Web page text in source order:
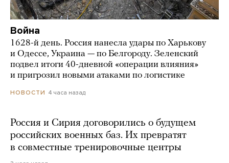
Война
1628-й день. Россия нанесла удары по Харькову
и Одессе, Украина — по Белгороду. Зеленский
подвел итоги 40-дневной «операции влияния»
и пригрозил новыми атаками по логистике
НОВОСТИ 4 часа назад
Россия и Сирия договорились о будущем
российских военных баз. Их превратят
в совместные тренировочные центры